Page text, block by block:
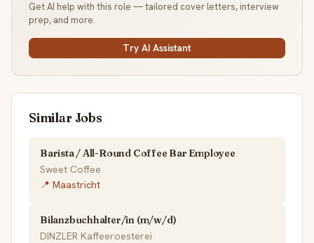
Get AI help with this role — tailored cover letters, interview
prep, and more.
Try AI Assistant
Similar Jobs
Barista / All-Round Coffee Bar Employee
Sweet Coffee
📍 Maastricht
Bilanzbuchhalter/in (m/w/d)
DINZLER Kaffeeroesterei